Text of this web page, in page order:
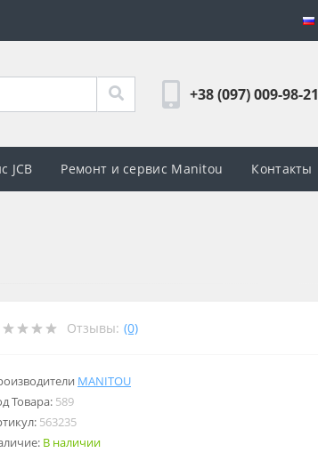
+38 (097) 009-98-21
JCB Ремонт и сервис Manitou Контакты
Отзывы: (0)
MANITOU
Товара: 589
563235
В наличии